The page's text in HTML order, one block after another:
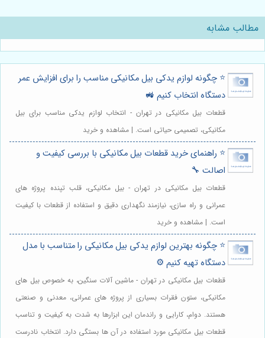
مطالب مشابه
⭐️ چگونه لوازم یدکی بیل مکانیکی مناسب را برای افزایش عمر
دستگاه انتخاب کنیم 🚜
قطعات بیل مکانیکی در تهران - انتخاب لوازم یدکی مناسب برای بیل
مکانیکی، تصمیمی حیاتی است. | مشاهده و خرید
⭐️ راهنمای خرید قطعات بیل مکانیکی با بررسی کیفیت و
اصالت 🔧
قطعات بیل مکانیکی در تهران - بیل مکانیکی، قلب تپنده پروژه های
عمرانی و راه سازی، نیازمند نگهداری دقیق و استفاده از قطعات با کیفیت
است. | مشاهده و خرید
⭐️ چگونه بهترین لوازم یدکی بیل مکانیکی را متناسب با مدل
دستگاه تهیه کنیم ⚙️
قطعات بیل مکانیکی در تهران - ماشین آلات سنگین، به خصوص بیل های
مکانیکی، ستون فقرات بسیاری از پروژه های عمرانی، معدنی و صنعتی
هستند. دوام، کارایی و راندمان این ابزارها به شدت به کیفیت و تناسب
قطعات بیل مکانیکی مورد استفاده در آن ها بستگی دارد. انتخاب نادرست